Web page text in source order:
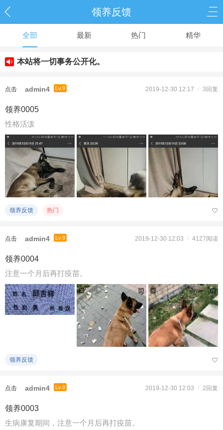
领养反馈
全部 最新 热门 精华
本站将一切事务公开化。
点击
重新
加载
admin4 Lv.9 2019-12-30 12:17 / 3回复
领养0005
性格活泼
领养反馈 热门
点击
重新
加载
admin4 Lv.9 2019-12-30 12:03 / 4127阅读
领养0004
注意一个月后再打疫苗。
领养反馈
点击
重新
加载
admin4 Lv.9 2019-12-30 12:03 / 2回复
领养0003
生病康复期间，注意一个月后再打疫苗。